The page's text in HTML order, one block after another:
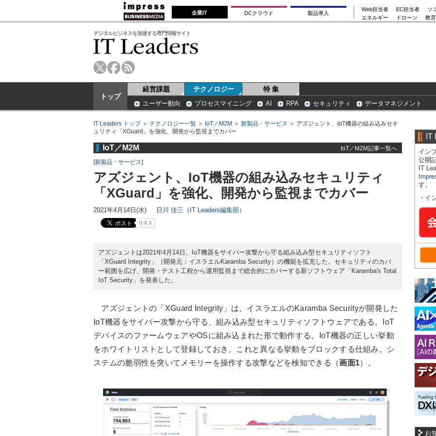
企業IT DCクラウド 製品導入
Web担当者 EC担当者
ソ
エネルギー
ドローン 教
デジタルビジネスを加速する専門情報サイト
トップ
経営課題 テクノロジー 特 集
ユーザー動向 プロセスマイニング AI RPA セキュリティ データマネジメント
IT Leaders トップ＞ テクノロジー一覧 ＞ IoT／M2M ＞ 新製品・サービス ＞ アズジェント、IoT機器の組み込みセキ
ュリティ「XGuard」を強化、開発から監視までカバー
IoT／M2M
IoT／M2M記事一覧へ
[新製品・サービス]
アズジェント、IoT機器の組み込みセキュリティ
「XGuard」を強化、開発から監視までカバー
2021年4月14日(水) 日川 佳三（IT Leaders編集部）
リスト
アズジェントは2021年4月14日、IoT機器をサイバー攻撃から守る組み込み型セキュリティソフト
「XGuard Integrity」（開発元：イスラエルKaramba Security）の機能を拡充した。セキュリティのカバ
ー範囲を広げ、開発・テスト工程から運用監視まで総合的にカバーする新ソフトウェア「Karamba's Total
IoT Security」を発表した。
アズジェントの「XGuard Integrity」は、イスラエルのKaramba Securityが開発した
IoT機器をサイバー攻撃から守る、組み込み型セキュリティソフトウェアである。IoT
デバイスのファームウェアやOSに組み込まれた形で動作する。IoT機器の正しい挙動
をホワイトリストとして登録しておき、これと異なる挙動をブロックする仕組み。シ
ステムの脆弱性を突いてメモリーを操作する攻撃などを検知できる（画面1）。
IT
イン
公開
IT
す。
・ イ
お